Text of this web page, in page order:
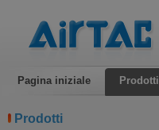
Pagina iniziale Prodotti
Prodotti